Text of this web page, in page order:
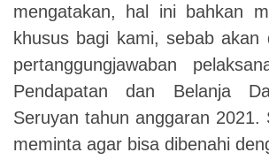
mengatakan, hal ini bahkan
khusus bagi kami, sebab akan
pertanggungjawaban
Pendapatan dan Belanja
Seruyan tahun anggaran 2021.
meminta agar bisa dibenahi